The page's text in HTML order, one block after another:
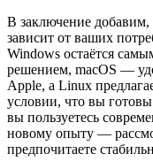
В заключение
зависит от ваших
Windows остаётся
решением, macOS —
Apple, а Linux
условии, что вы готовы
вы пользуетесь
новому опыту —
предпочитаете